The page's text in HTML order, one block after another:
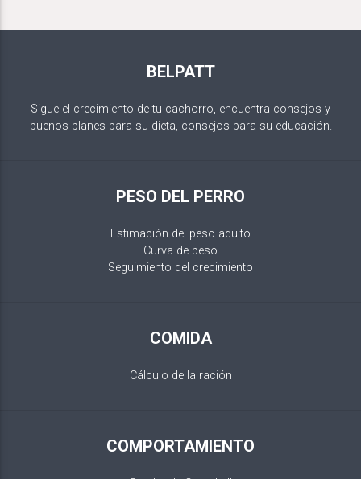
BELPATT
Sigue el crecimiento de tu cachorro, encuentra consejos y
buenos planes para su dieta, consejos para su educación.
PESO DEL PERRO
Estimación del peso adulto
Curva de peso
Seguimiento del crecimiento
COMIDA
Cálculo de la ración
COMPORTAMIENTO